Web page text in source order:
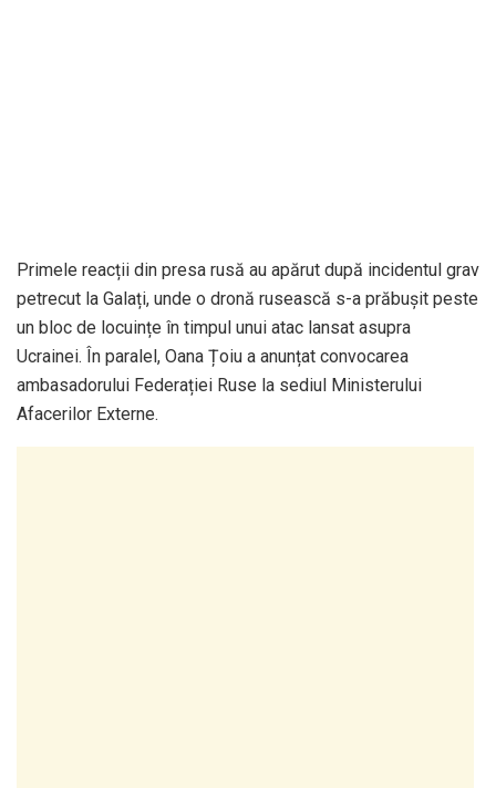
Primele reacții din presa rusă au apărut după incidentul grav
petrecut la Galați, unde o dronă rusească s-a prăbușit peste
un bloc de locuințe în timpul unui atac lansat asupra
Ucrainei. În paralel, Oana Țoiu a anunțat convocarea
ambasadorului Federației Ruse la sediul Ministerului
Afacerilor Externe.